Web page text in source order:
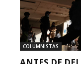
COLUMNISTAS